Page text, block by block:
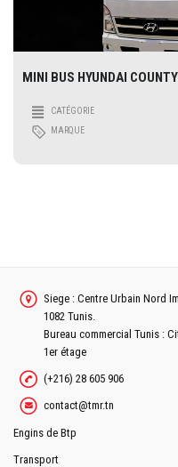
MINI BUS HYUNDAI
CATÉGORIE
MARQUE
Siege : Centre Urbain Nord
1082 Tunis.
Bureau commercial Tunis :
1er étage
(+216) 28 605 906
contact@tmr.tn
Engins de Btp
Transport